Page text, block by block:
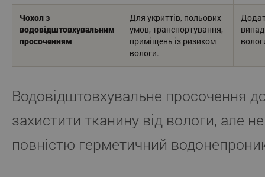
Чохол з
водовідштовхувальним
просоченням
Для укриттів, польових
умов, транспортування,
приміщень із ризиком
вологи.
Водовідштовхувальне просочення
захистити тканину від вологи, але
повністю герметичний